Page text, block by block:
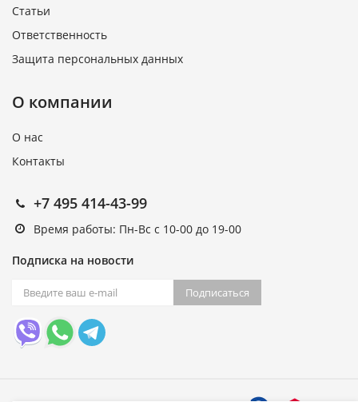
Статьи
Ответственность
Защита персональных данных
О компании
О нас
Контакты
+7 495 414-43-99
Время работы: Пн-Вс с 10-00 до 19-00
Подписка на новости
Подписаться